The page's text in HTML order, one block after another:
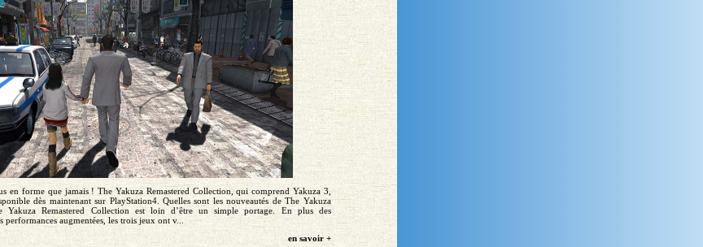
en forme que jamais ! The Yakuza Remastered Collection, qui comprend Yakuza 3,
dès maintenant sur PlayStation4. Quelles sont les nouveautés de The Yakuza
Yakuza Remastered Collection est loin d’être un simple portage. En plus des
augmentées, les trois jeux ont v...
en savoir +